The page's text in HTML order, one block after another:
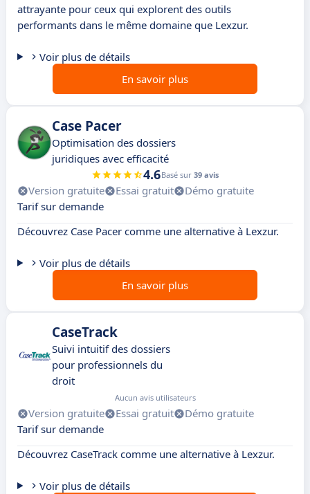
attrayante pour ceux qui explorent des outils
performants dans le même domaine que Lexzur.
Voir plus de détails
En savoir plus
Case Pacer
Optimisation des dossiers
juridiques avec efficacité
4.6Basé sur 39 avis
Version gratuite Essai gratuit
Démo gratuite
Tarif sur demande
Découvrez Case Pacer comme une alternative à Lexzur.
Voir plus de détails
En savoir plus
CaseTrack
Suivi intuitif des dossiers
pour professionnels du
droit
Aucun avis utilisateurs
Version gratuite Essai gratuit
Démo gratuite
Tarif sur demande
Découvrez CaseTrack comme une alternative à Lexzur.
Voir plus de détails